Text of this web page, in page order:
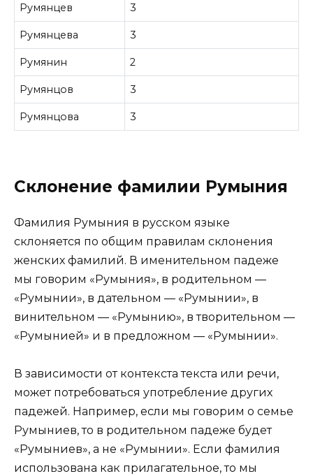
Румянцев 3
Румянцева 3
Румянин 2
Румянцов 3
Румянцова 3
Склонение фамилии Румыния
Фамилия Румыния в русском языке
склоняется по общим правилам склонения
женских фамилий. В именительном падеже
мы говорим «Румыния», в родительном —
«Румынии», в дательном — «Румынии», в
винительном — «Румынию», в творительном —
«Румынией» и в предложном — «Румынии».
В зависимости от контекста текста или речи,
может потребоваться употребление других
падежей. Например, если мы говорим о семье
Румыниев, то в родительном падеже будет
«Румыниев», а не «Румынии». Если фамилия
использована как прилагательное, то мы